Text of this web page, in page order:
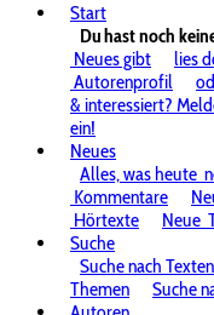
Start
Du hast noch
Neues gibt
lies
Autorenprofil
& interessiert?
ein!
Neues
Alles, was heute
Kommentare
Hörtexte
Neue
Suche
Suche nach Texten
Themen
Suche